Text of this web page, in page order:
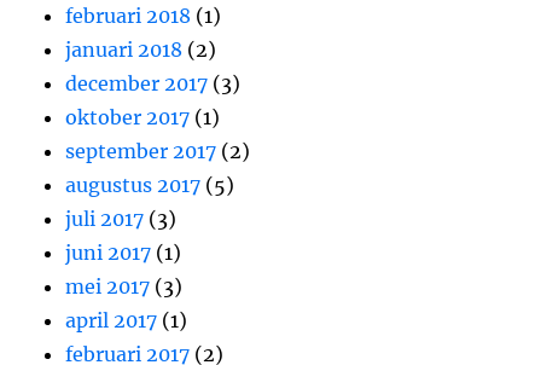
februari 2018 (1)
januari 2018 (2)
december 2017 (3)
oktober 2017 (1)
september 2017 (2)
augustus 2017 (5)
juli 2017 (3)
juni 2017 (1)
mei 2017 (3)
april 2017 (1)
februari 2017 (2)